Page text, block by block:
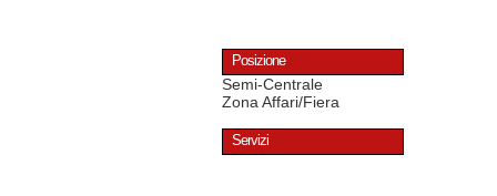
Posizione
Semi-Centrale
Zona Affari/Fiera
Servizi